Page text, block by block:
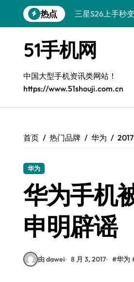
到
热点
三星S26上手秒
Galaxy C55 5G
Galaxy C55 5G
Galaxy Z Flip6：
Fold6美学秘诀
Galaxy S25+潮
A56 5G新机登
51手机网
中国大型手机资讯类网站！
https://www.51shouji.com.cn
首页 热门品牌 华为 2017
华为
华为手机
申明辟谣
由 dawei 8 月 3, 2017 #华为